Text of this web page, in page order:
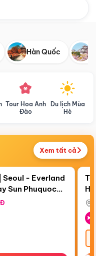
Hàn Quốc
Tour Hoa Anh
Đào
Du lịch Mùa
Hè
Xem tất cả
Điểm nổi bật
Seoul - Everland
Sun Phuquoc